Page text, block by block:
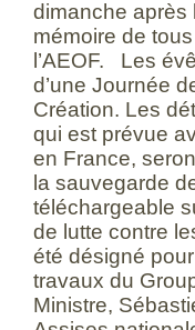
dimanche après
mémoire de
l’AEOF. Les
d’une Journée
Création. Les
qui est prévue
en France,
la sauvegarde
téléchargeable
de lutte contre
été désigné
travaux du
Ministre,